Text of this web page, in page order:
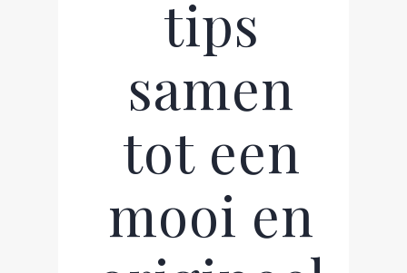
tips
samen
tot een
mooi en